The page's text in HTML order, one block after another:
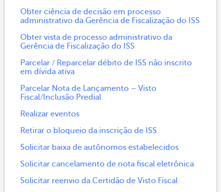
Obter ciência de decisão em processo
administrativo da Gerência de Fiscalização do ISS
Obter vista de processo administrativo da
Gerência de Fiscalização do ISS
Parcelar / Reparcelar débito de ISS não inscrito
em dívida ativa
Parcelar Nota de Lançamento – Visto
Fiscal/Inclusão Predial
Realizar eventos
Retirar o bloqueio da inscrição de ISS
Solicitar baixa de autônomos estabelecidos
Solicitar cancelamento de nota fiscal eletrônica
Solicitar reenvio da Certidão de Visto Fiscal